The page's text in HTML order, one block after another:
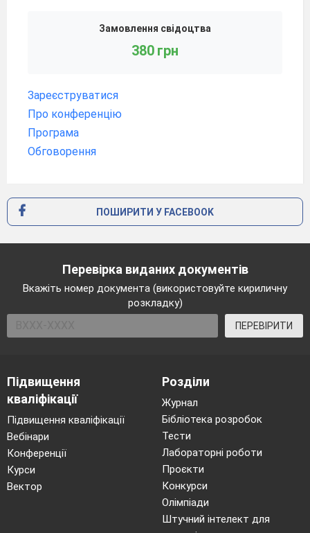
Замовлення свідоцтва
380 грн
Зареєструватися
Про конференцію
Програма
Обговорення
ПОШИРИТИ У FACEBOOK
Перевірка виданих документів
Вкажіть номер документа (використовуйте кириличну
розкладку)
ПЕРЕВІРИТИ
Підвищення
кваліфікації
Підвищення кваліфікації
Вебінари
Конференції
Курси
Вектор
Розділи
Журнал
Бібліотека розробок
Тести
Лабораторні роботи
Проєкти
Конкурси
Олімпіади
Штучний інтелект для